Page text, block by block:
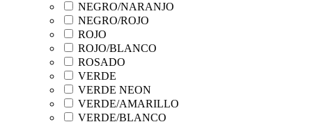
NEGRO/NARANJO
NEGRO/ROJO
ROJO
ROJO/BLANCO
ROSADO
VERDE
VERDE NEON
VERDE/AMARILLO
VERDE/BLANCO